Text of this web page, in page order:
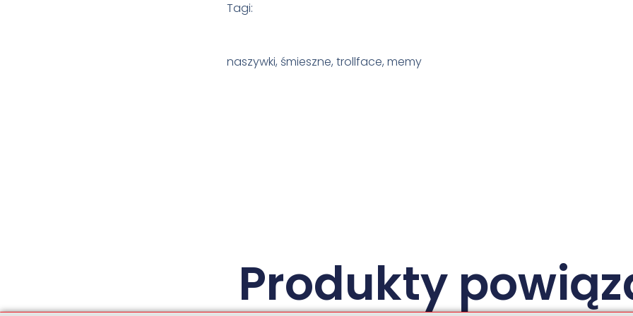
Tagi:
naszywki, śmieszne, trollface, memy
Produkty